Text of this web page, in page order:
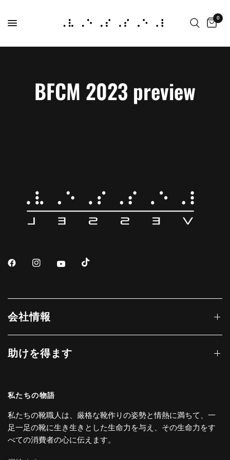
0
BFCM 2023 preview
会社情報
助けを得ます
私たちの物語
私たちの靴職人は、厳格な靴作りの姿勢と情熱に満ちて、一
足一足の靴に生き生きとした生命力を与え、その生命力をす
べての消費者の心に伝えます。